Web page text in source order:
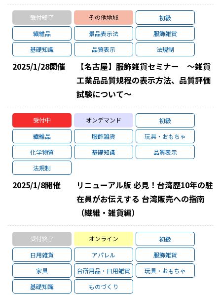
受付終了 その他地域
初級
繊維品
景品表示法
服飾雑貨
基礎知識
品質表示 法規制
2025/1/28開催
【名古屋】服飾雑貨セミナー ～雑貨
工業品品質規程の表示方法、品質評価
試験について～
受付中 オンデマンド
初級
繊維品
服飾雑貨
玩具・おもちゃ
化学物質
基礎知識
品質表示
法規制
2025/1/8開催
リニューアル版 必見！台湾歴10年の駐
在員がお伝えする 台湾販売への指南
（繊維・雑貨編）
受付終了 オンライン
初級
日用雑貨
アパレル
服飾雑貨
家具
台所用品・日用雑貨
玩具・おもちゃ
基礎知識
ものづくり